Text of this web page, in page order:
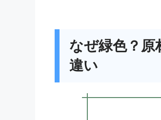
なぜ緑色？原
違い